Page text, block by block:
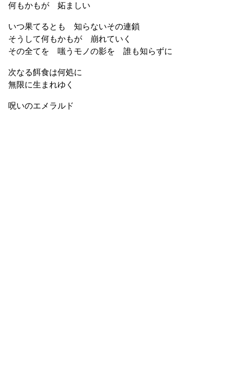
何もかもが 妬ましい
いつ果てるとも 知らないその連鎖
そうして何もかもが 崩れていく
その全てを 嗤うモノの影を 誰も知らずに
次なる餌食は何処に
無限に生まれゆく
呪いのエメラルド